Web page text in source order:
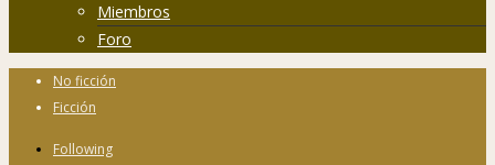
Miembros
Foro
No ficción
Ficción
Following